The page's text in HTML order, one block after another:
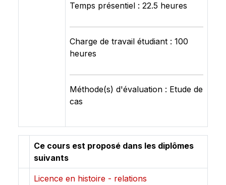
Temps présentiel : 22.5 heures
Charge de travail étudiant : 100
heures
Méthode(s) d'évaluation : Etude de
cas
Ce cours est proposé dans les diplômes
suivants
Licence en histoire - relations